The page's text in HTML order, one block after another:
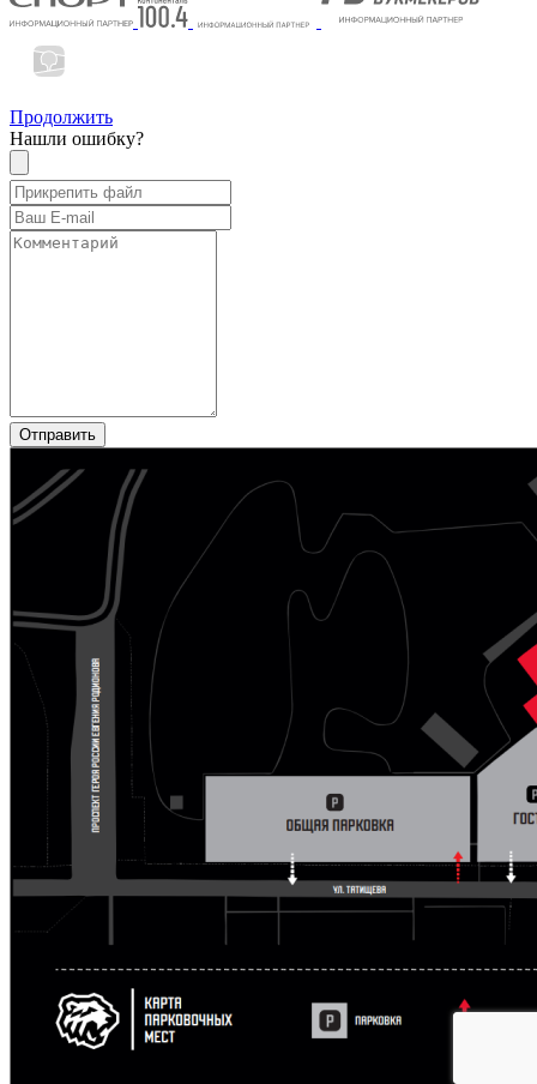
Продолжить
Нашли ошибку?